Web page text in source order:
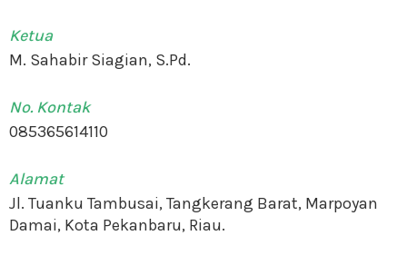
Ketua
M. Sahabir Siagian, S.Pd.
No. Kontak
085365614110
Alamat
Jl. Tuanku Tambusai, Tangkerang Barat, Marpoyan
Damai, Kota Pekanbaru, Riau.